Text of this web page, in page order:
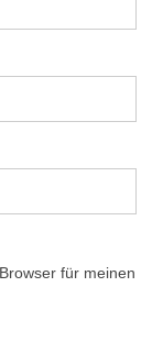
für meinen